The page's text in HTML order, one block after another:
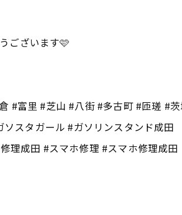
ございます🩷
#富里 #芝山 #八街 #多古町 #匝瑳 #
ソスタガール #ガソリンスタンド
理成田 #スマホ修理 #スマホ修理成田